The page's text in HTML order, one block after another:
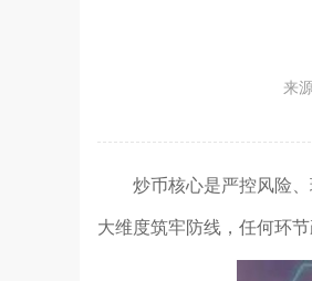
来
炒币核心是严控风险
大维度筑牢防线，任何环